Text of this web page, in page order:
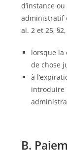
d’instance
administratif
al. 2 et 25, §2,
lorsque la
de chose
à
introduire
B.